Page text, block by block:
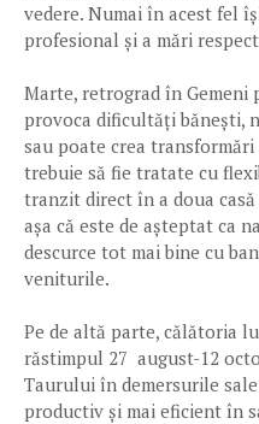
vedere. Numai în acest fel
profesional și a mări
Marte, retrograd în Gemeni
provoca dificultăți bănești,
sau poate crea
trebuie să fie tratate cu
tranzit direct în a doua
așa că este de așteptat ca
descurce tot mai bine cu
veniturile.
Pe de altă parte, călătoria
răstimpul 27 august-12
Taurului în demersurile
productiv și mai eficient în